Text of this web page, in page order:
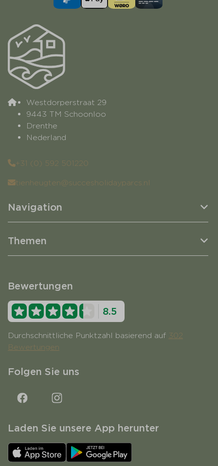
Westdorperstraat 29
9443 TM Schoonloo
Drenthe
Nederland
+31 (0) 592 501220
tienheugten@succesholidayparcs.nl
Navigation
Themen
Bewertungen
8.5
Durchschnittliche Punktzahl basierend auf 302
Bewertungen
Folgen Sie uns
Laden Sie unsere App herunter